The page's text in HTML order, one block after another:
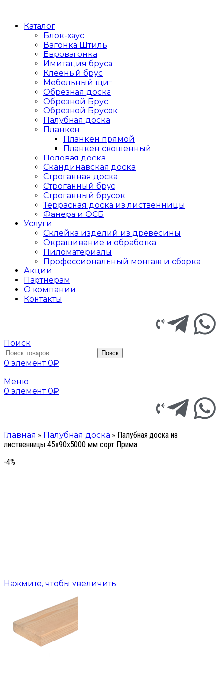
Каталог
Блок-хаус
Вагонка Штиль
Евровагонка
Имитация бруса
Клееный брус
Мебельный щит
Обрезная доска
Обрезной Брус
Обрезной Брусок
Палубная доска
Планкен
Планкен прямой
Планкен скошенный
Половая доска
Скандинавская доска
Строганная доска
Строганный брус
Строганный брусок
Террасная доска из лиственницы
Фанера и ОСБ
Услуги
Склейка изделий из древесины
Окрашивание и обработка
Пиломатериалы
Профессиональный монтаж и сборка
Акции
Партнерам
О компании
Контакты
Поиск
Поиск
0 элемент 0₽
Меню
0 элемент 0₽
Главная » Палубная доска » Палубная доска из
лиственницы 45х90х5000 мм сорт Прима
-4%
Нажмите, чтобы увеличить